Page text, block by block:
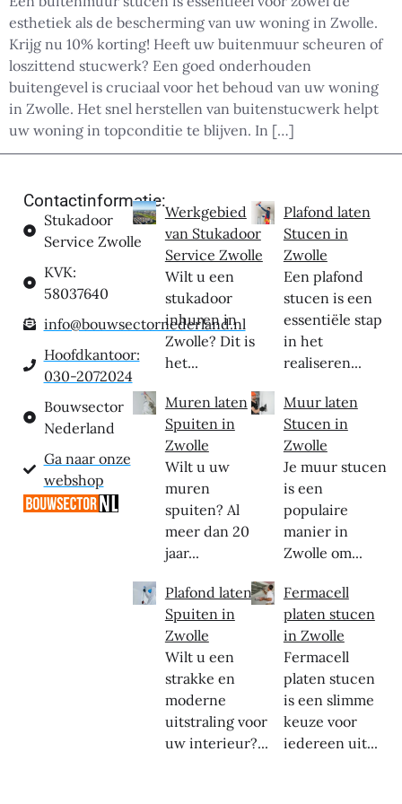
esthetiek als de bescherming van uw woning in Zwolle.
Krijg nu 10% korting! Heeft uw buitenmuur scheuren of
loszittend stucwerk? Een goed onderhouden
buitengevel is cruciaal voor het behoud van uw woning
in Zwolle. Het snel herstellen van buitenstucwerk helpt
uw woning in topconditie te blijven. In […]
Contactinformatie:
Stukadoor
Service Zwolle
KVK:
58037640
info@bouwsectornederland.nl
Hoofdkantoor:
030-2072024
Bouwsector
Nederland
Ga naar onze
webshop
Werkgebied
van Stukadoor
Service Zwolle
Wilt u een
stukadoor
inhuren in
Zwolle? Dit is
het...
Muren laten
Spuiten in
Zwolle
Wilt u uw
muren
spuiten? Al
meer dan 20
jaar...
Plafond laten
Spuiten in
Zwolle
Wilt u een
strakke en
moderne
uitstraling voor
uw interieur?...
Plafond laten
Stucen in
Zwolle
Een plafond
stucen is een
essentiële stap
in het
realiseren...
Muur laten
Stucen in
Zwolle
Je muur stucen
is een
populaire
manier in
Zwolle om...
Fermacell
platen stucen
in Zwolle
Fermacell
platen stucen
is een slimme
keuze voor
iedereen uit...